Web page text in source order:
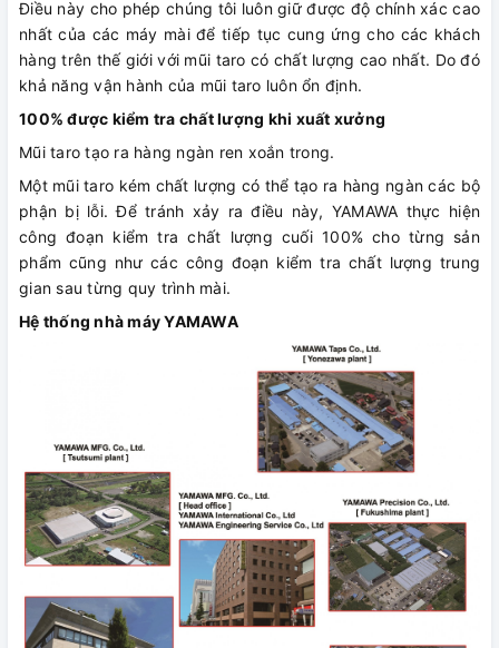
Điều này cho phép chúng tôi luôn giữ được độ chính xác cao
nhất của các máy mài để tiếp tục cung ứng cho các khách
hàng trên thế giới với mũi taro có chất lượng cao nhất. Do đó
khả năng vận hành của mũi taro luôn ổn định.
100% được kiểm tra chất lượng khi xuất xưởng
Mũi taro tạo ra hàng ngàn ren xoắn trong.
Một mũi taro kém chất lượng có thể tạo ra hàng ngàn các bộ
phận bị lỗi. Để tránh xảy ra điều này, YAMAWA thực hiện
công đoạn kiểm tra chất lượng cuối 100% cho từng sản
phẩm cũng như các công đoạn kiểm tra chất lượng trung
gian sau từng quy trình mài.
Hệ thống nhà máy YAMAWA